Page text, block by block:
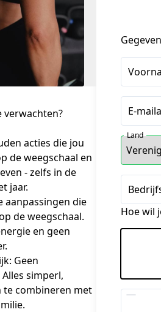
acties die jou
de weegschaal en
- zelfs in de
jaar.
aanpassingen die
de weegschaal.
en geen
Geen
simperl,
te combineren met
E-
Land
Hoe wil